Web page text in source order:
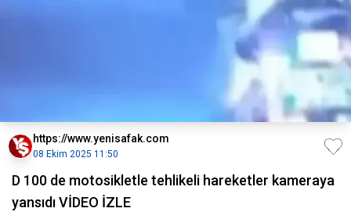
https://www.yenisafak.com
08 Ekim 2025 11:50
D 100 de motosikletle tehlikeli hareketler kameraya
yansıdı VİDEO İZLE